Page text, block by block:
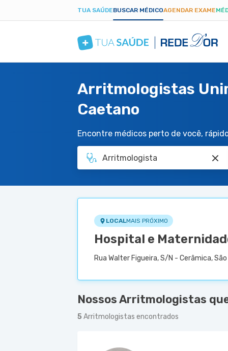
TUA SAÚDEBUSCAR MÉDICOAGENDAR EXAME
Arritmologistas
Caetano
Encontre médicos perto de você,
LOCALMAIS PRÓXIMO
Hospital e
Rua Walter Figueira, S/N - Cerâmica,
Nossos Arritmologistas
5 Arritmologistas encontrados